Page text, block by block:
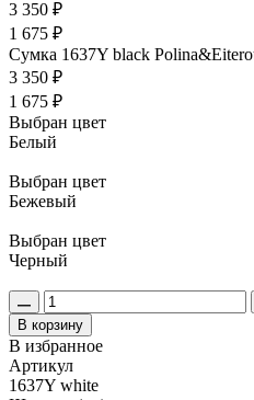
3 350 ₽
1 675 ₽
Сумка 1637Y black
3 350 ₽
1 675 ₽
Выбран цвет
Белый
Выбран цвет
Бежевый
Выбран цвет
Черный
В корзину
В избранное
Артикул
1637Y white